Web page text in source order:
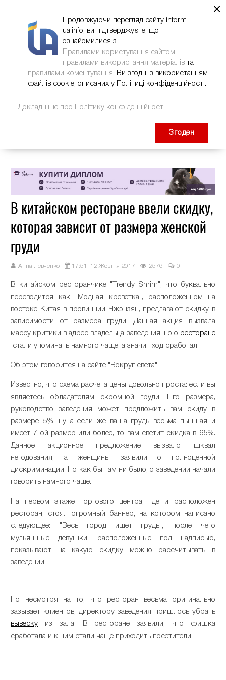
В китайском ресторане ввели скидку,
которая зависит от размера женской
груди
Анна Левченко 17:51, 12 Жовтня 2017 2576 0
В китайском ресторанчике "Trendy Shrim", что буквально
переводится как "Модная креветка", расположенном на
востоке Китая в провинции Чжэцзян, предлагают скидку в
зависимости от размера груди. Данная акция вызвала
массу критики в адрес владельца заведения, но о ресторане
стали упоминать намного чаще, а значит ход сработал.
Об этом говорится на сайте "Вокруг света".
Известно, что схема расчета цены довольно проста: если вы
являетесь обладателям скромной груди 1-го размера,
руководство заведения может предложить вам скиду в
размере 5%, ну а если же ваша грудь весьма пышная и
имеет 7-ой размер или более, то вам светит скидка в 65%.
Данное акционное предложение вызвало шквал
негодования, а женщины заявили о полноценной
дискриминации. Но как бы там ни было, о заведении начали
говорить намного чаще.
На первом этаже торгового центра, где и расположен
ресторан, стоял огромный баннер, на котором написано
следующее: "Весь город ищет грудь", после чего
мульяшные девушки, расположенные под надписью,
показывают на какую скидку можно рассчитывать в
заведении.
Но несмотря на то, что ресторан весьма оригинально
зазывает клиентов, директору заведения пришлось убрать
вывеску из зала. В ресторане заявили, что фишка
сработала и к ним стали чаще приходить посетители.
×
Продовжуючи перегляд сайту inform-
ua.info, ви підтверджуєте, що
ознайомилися з
Правилами користування сайтом,
правилами використання матеріалів та
правилами коментування. Ви згодні з використанням
файлів cookie, описаних у Політиці конфіденційності.
Докладніше про Політику конфіденційності
Згоден